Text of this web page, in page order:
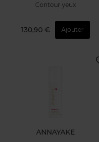
Contour yeux
130,90 € Ajouter
ANNAYAKE